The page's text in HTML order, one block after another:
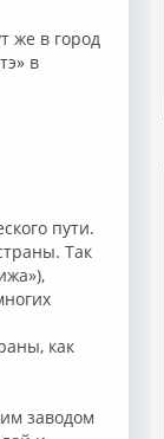
же в город
в
пути.
Так
как
заводом